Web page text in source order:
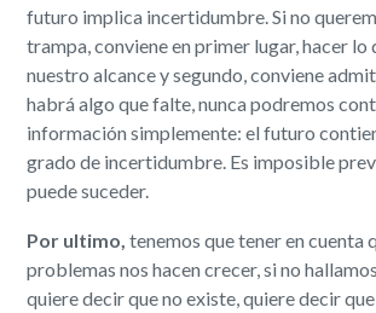
futuro implica incertidumbre. Si no
trampa, conviene en primer lugar, hacer lo
nuestro alcance y segundo, conviene
habrá algo que falte, nunca podremos
información simplemente: el futuro
grado de incertidumbre. Es imposible
puede suceder.
Por ultimo, tenemos que tener en cuenta
problemas nos hacen crecer, si no
quiere decir que no existe, quiere decir que